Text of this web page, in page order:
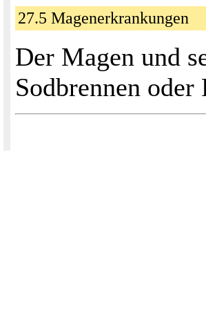
27.5 Magenerkrankungen
Der Magen und
Sodbrennen oder